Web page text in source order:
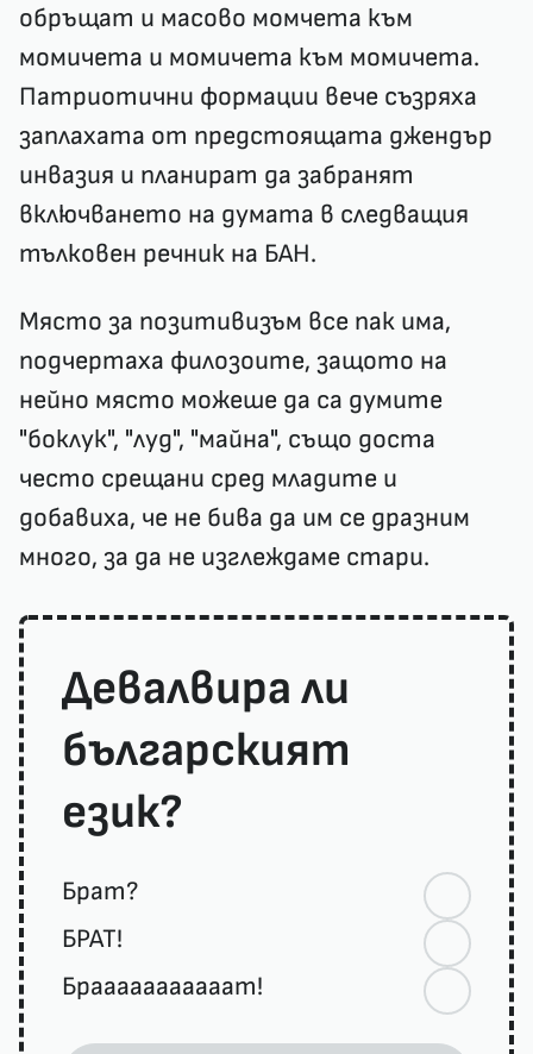
обръщат и масово момчета към
момичета и момичета към момичета.
Патриотични формации вече съзряха
заплахата от предстоящата джендър
инвазия и планират да забранят
включването на думата в следващия
тълковен речник на БАН.
Място за позитивизъм все пак има,
подчертаха филозоите, защото на
нейно място можеше да са думите
"боклук", "луд", "майна", също доста
често срещани сред младите и
добавиха, че не бива да им се дразним
много, за да не изглеждаме стари.
Девалвира ли
българският
език?
Брат?
БРАТ!
Брааааааааааат!